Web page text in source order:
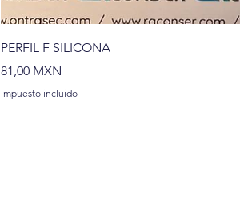
PERFIL F SILICONA
Precio
81,00 MXN
Impuesto incluido